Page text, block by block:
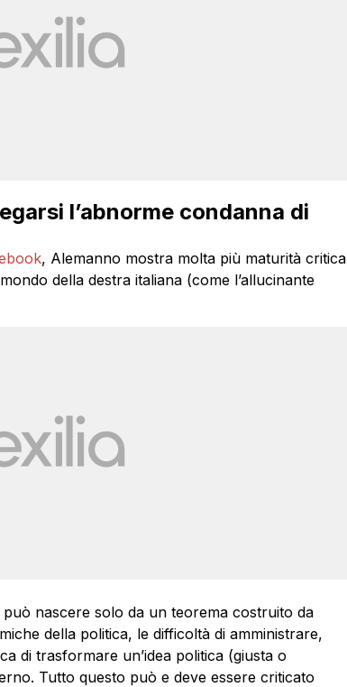
l’abnorme condanna di
, Alemanno mostra molta più maturità critica
della destra italiana (come l’allucinante
nascere solo da un teorema costruito da
della politica, le difficoltà di amministrare,
di trasformare un’idea politica (giusta o
Tutto questo può e deve essere criticato